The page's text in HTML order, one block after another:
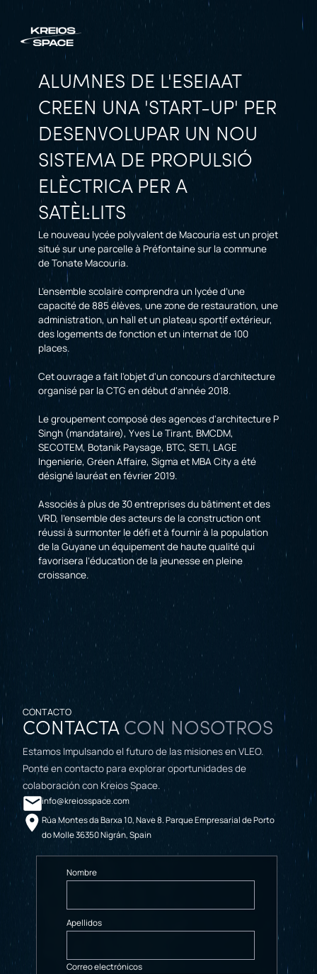
ALUMNES DE L'ESEIAAT
CREEN UNA 'START-UP' PER
DESENVOLUPAR UN NOU
SISTEMA DE PROPULSIÓ
ELÈCTRICA PER A
SATÈL·LITS
Le nouveau lycée polyvalent de Macouria est un projet
situé sur une parcelle à Préfontaine sur la commune
de Tonate Macouria.
L’ensemble scolaire comprendra un lycée d’une
capacité de 885 élèves, une zone de restauration, une
administration, un hall et un plateau sportif extérieur,
des logements de fonction et un internat de 100
places.
Cet ouvrage a fait l'objet d'un concours d'architecture
organisé par la CTG en début d'année 2018.
Le groupement composé des agences d'architecture P
Singh (mandataire), Yves Le Tirant, BMCDM,
SECOTEM, Botanik Paysage, BTC, SETI, LAGE
Ingenierie, Green Affaire, Sigma et MBA City a été
désigné lauréat en février 2019.
Associés à plus de 30 entreprises du bâtiment et des
VRD, l'ensemble des acteurs de la construction ont
réussi à surmonter le défi et à fournir à la population
de la Guyane un équipement de haute qualité qui
favorisera l’éducation de la jeunesse en pleine
croissance.
CONTACTO
CONTACTA CON NOSOTROS
Estamos Impulsando el futuro de las misiones en VLEO.
Ponte en contacto para explorar oportunidades de
colaboración con Kreios Space.
info@kreiosspace.com
Rúa Montes da Barxa 10, Nave 8. Parque Empresarial de Porto
do Molle 36350 Nigrán, Spain
Nombre
Apellidos
Correo electrónicos